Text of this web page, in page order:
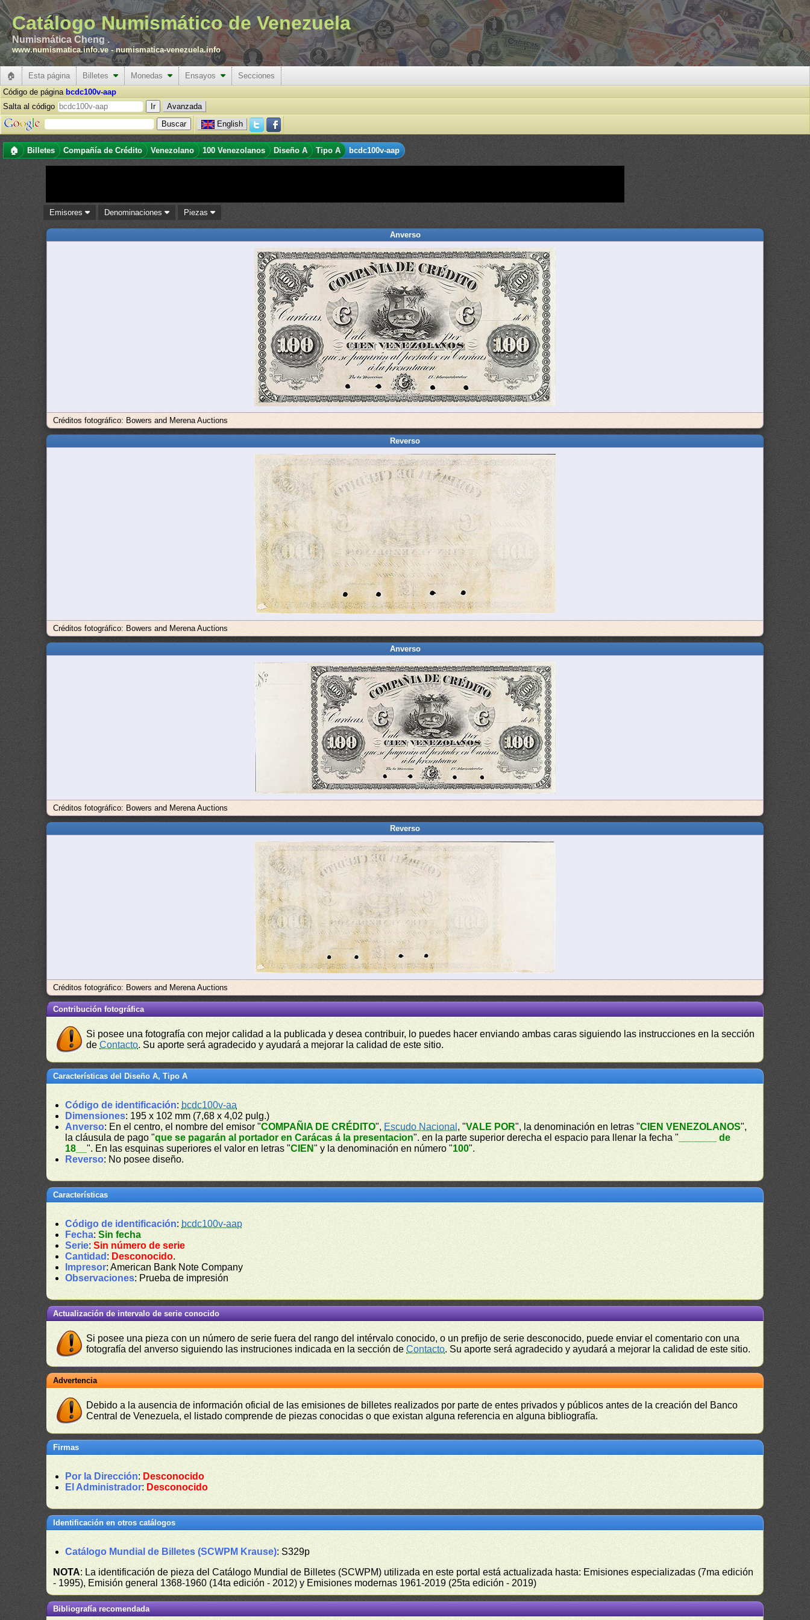
Catálogo Numismático de Venezuela
Numismática Cheng .
www.numismatica.info.ve -numismatica-venezuela.info
🏠 Esta página Billetes Monedas Ensayos
Secciones
Código de página bcdc100v-aap
Salta al código
Avanzada
English
🏠 Billetes Compañía de Crédito Venezolano 100 Venezolanos Diseño A Tipo A bcdc100v-aap
Emisores Denominaciones Piezas
Anverso
Créditos fotográfico: Bowers and Merena Auctions
Reverso
Créditos fotográfico: Bowers and Merena Auctions
Anverso
Créditos fotográfico: Bowers and Merena Auctions
Reverso
Créditos fotográfico: Bowers and Merena Auctions
Contribución fotográfica
Si posee una fotografía con mejor calidad a la publicada y desea contribuir, lo puedes hacer enviando ambas caras siguiendo las instrucciones en la sección
deContacto. Su aporte será agradecido y ayudará a mejorar la calidad de este sitio.
Características del Diseño A, Tipo A
Código de identificación: bcdc100v-aa
Dimensiones: 195 x 102 mm (7,68 x 4,02 pulg.)
Anverso: En el centro, el nombre del emisor "COMPAÑIA DE CRÉDITO", Escudo Nacional , "VALE POR", la denominación en letras "CIEN VENEZOLANOS",
la cláusula de pago "que se pagarán al portador en Carácas á la presentacion". en la parte superior derecha el espacio para llenar la fecha " _______ de
18__". En las esquinas superiores el valor en letras "CIEN" y la denominación en número "100".
Reverso: No posee diseño.
Características
Código de identificación: bcdc100v-aap
Fecha:Sin fecha
Serie:Sin número de serie
Cantidad : Desconocido.
Impresor: American Bank Note Company
Observaciones: Prueba de impresión
Actualización de intervalo de serie conocido
Si posee una pieza con un número de serie fuera del rango del intérvalo conocido, o un prefijo de serie desconocido, puede enviar el comentario con una
fotografía del anverso siguiendo las instruciones indicada en la sección deContacto. Su aporte será agradecido y ayudará a mejorar la calidad de este sitio.
Advertencia
Debido a la ausencia de información oficial de las emisiones de billetes realizados por parte de entes privados y públicos antes de la creación del Banco
Central de Venezuela, el listado comprende de piezas conocidas o que existan alguna referencia en alguna bibliografía.
Firmas
Por la Dirección: Desconocido
El Administrador: Desconocido
Identificación en otros catálogos
Catálogo Mundial de Billetes (SCWPM Krause): S329p
NOTA: La identificación de pieza del Catálogo Mundial de Billetes (SCWPM) utilizada en este portal está actualizada hasta: Emisiones especializadas (7ma edición
- 1995), Emisión general 1368-1960 (14ta edición - 2012) y Emisiones modernas 1961-2019 (25ta edición - 2019)
Bibliografía recomendada